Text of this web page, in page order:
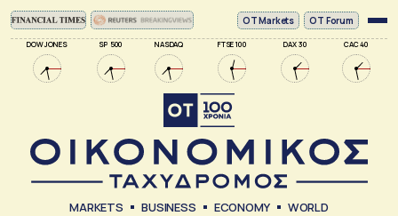
DOW JONES SP 500 NASDAQ FTSE 100 DAX 30 CAC 40
ΟΤ Markets OT Forum
MARKETS BUSINESS ECONOMY WORLD